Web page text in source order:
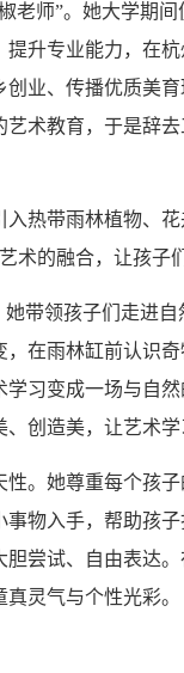
老师”。她大学期
升专业能力，在
业、传播优质美
术教育，于是辞
热带雨林植物、
的融合，让孩子
带领孩子们走进
在雨林缸前认识
习变成一场与自
创造美，让艺术学
。她尊重每个孩
物入手，帮助孩
尝试、自由表达
灵气与个性光彩。